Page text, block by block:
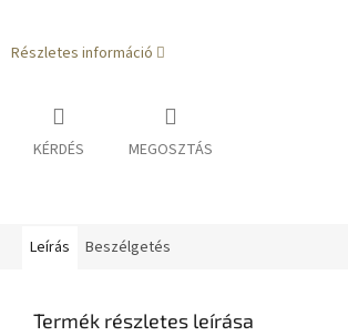
Részletes információ
KÉRDÉS MEGOSZTÁS
Leírás Beszélgetés
Termék részletes leírása